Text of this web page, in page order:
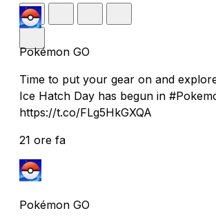
Pokémon GO
Time to put your gear on and
Ice Hatch Day has begun in
https://t.co/FLg5HkGXQA
21 ore fa
Pokémon GO